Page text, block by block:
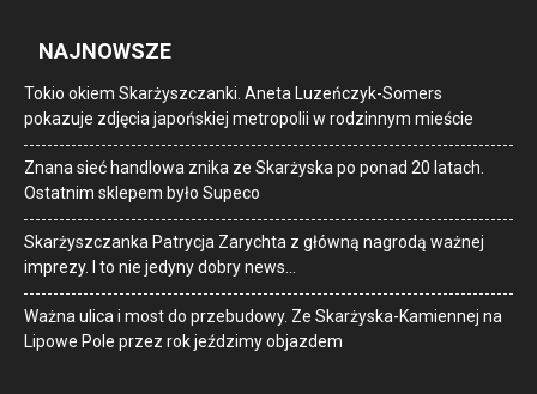
NAJNOWSZE
Tokio okiem Skarżyszczanki. Aneta Luzeńczyk-Somers
pokazuje zdjęcia japońskiej metropolii w rodzinnym mieście
Znana sieć handlowa znika ze Skarżyska po ponad 20 latach.
Ostatnim sklepem było Supeco
Skarżyszczanka Patrycja Zarychta z główną nagrodą ważnej
imprezy. I to nie jedyny dobry news…
Ważna ulica i most do przebudowy. Ze Skarżyska-Kamiennej na
Lipowe Pole przez rok jeździmy objazdem